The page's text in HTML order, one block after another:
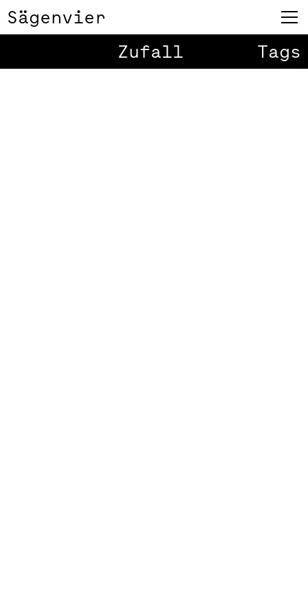
Sägenvier
Zufall
Tags